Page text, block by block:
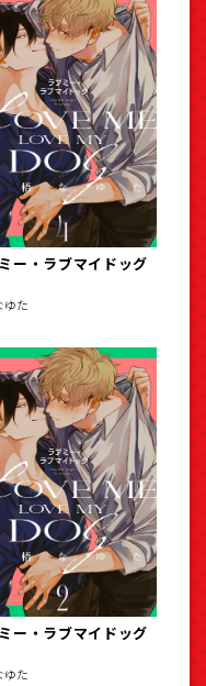
ー・ラブマイドッグ
ゆた
ー・ラブマイドッグ
ゆた